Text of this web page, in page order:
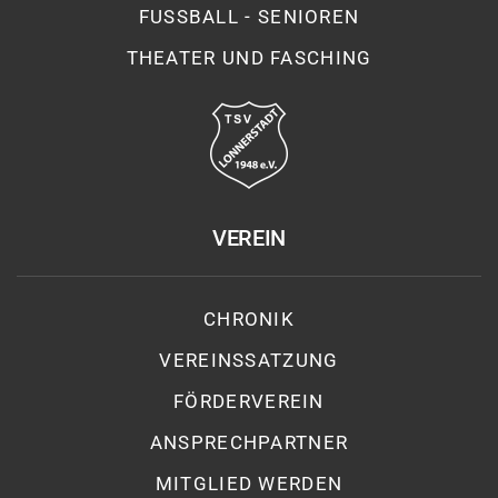
FUSSBALL - SENIOREN
THEATER UND FASCHING
VEREIN
CHRONIK
VEREINSSATZUNG
FÖRDERVEREIN
ANSPRECHPARTNER
MITGLIED WERDEN